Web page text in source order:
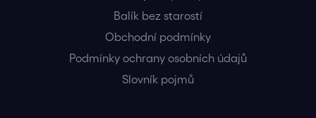
Balík bez starostí
Obchodní podmínky
Podmínky ochrany osobních údajů
Slovník pojmů